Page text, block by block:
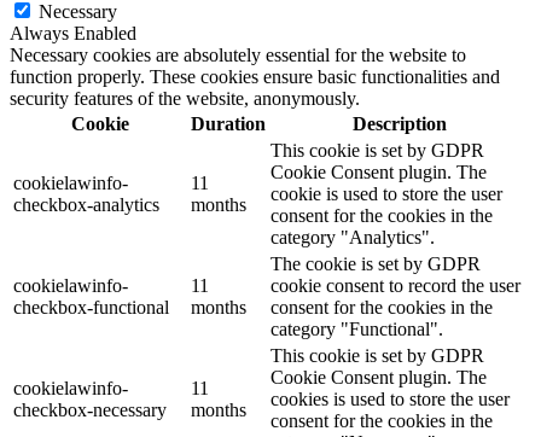
Necessary
Always Enabled
Necessary cookies are absolutely essential for the website to
function properly. These cookies ensure basic functionalities and
security features of the website, anonymously.
Cookie
Duration Description
cookielawinfo-
checkbox-analytics
11
months
This cookie is set by GDPR
Cookie Consent plugin. The
cookie is used to store the user
consent for the cookies in the
category "Analytics".
cookielawinfo-
checkbox-functional
11
months
The cookie is set by GDPR
cookie consent to record the user
consent for the cookies in the
category "Functional".
cookielawinfo-
checkbox-necessary
11
months
This cookie is set by GDPR
Cookie Consent plugin. The
cookies is used to store the user
consent for the cookies in the